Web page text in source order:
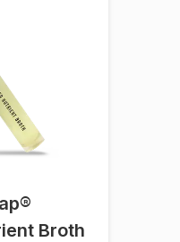
®
Broth